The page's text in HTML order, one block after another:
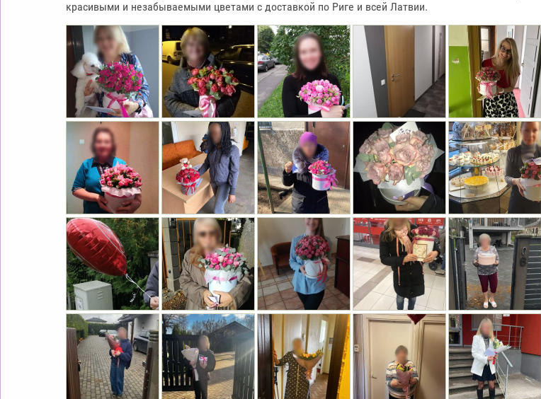
КОРОБКА В ФОРМЕ СЕРДЦА
RAFFAELLO 900ГР
65.00€
красивыми и незабываемыми цветами с доставкой по Риге и всей Латвии.